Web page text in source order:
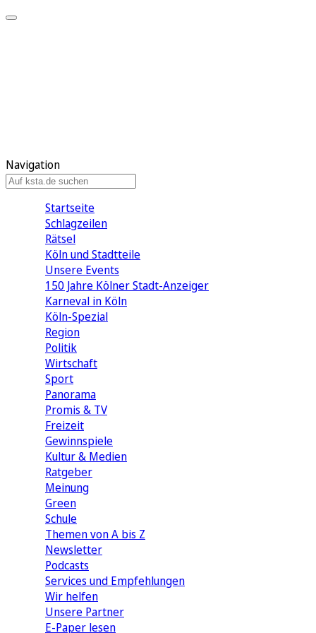
Navigation
Startseite
Schlagzeilen
Rätsel
Köln und Stadtteile
Unsere Events
150 Jahre Kölner Stadt-Anzeiger
Karneval in Köln
Köln-Spezial
Region
Politik
Wirtschaft
Sport
Panorama
Promis & TV
Freizeit
Gewinnspiele
Kultur & Medien
Ratgeber
Meinung
Green
Schule
Themen von A bis Z
Newsletter
Podcasts
Services und Empfehlungen
Wir helfen
Unsere Partner
E-Paper lesen